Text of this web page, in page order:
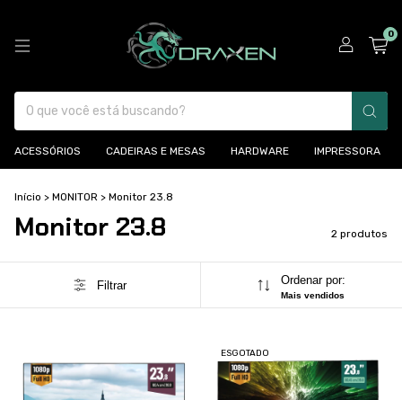
0
ACESSÓRIOS CADEIRAS E MESAS HARDWARE IMPRESSORA
Início > MONITOR > Monitor 23.8
Monitor 23.8 2 produtos
Filtrar Ordenar por:
Mais vendidos
ESGOTADO